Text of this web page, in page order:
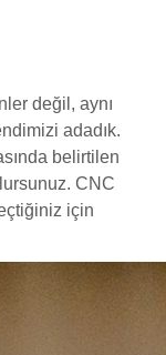
değil, aynı
adadık.
belirtilen
CNC
için